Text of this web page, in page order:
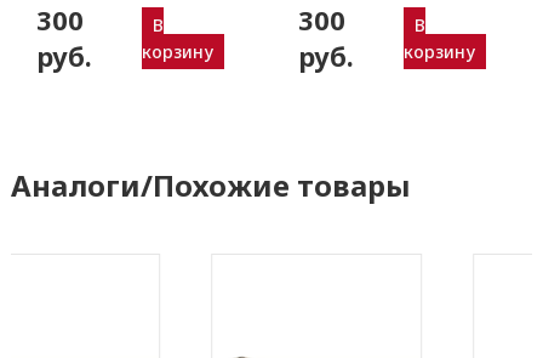
300
руб.
В
корзину
300
руб.
В
корзину
Аналоги/Похожие товары